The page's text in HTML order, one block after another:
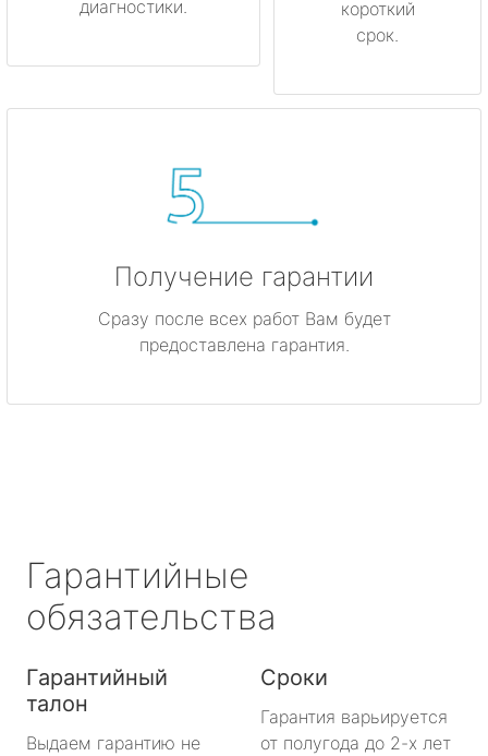
диагностики.
короткий
срок.
Получение гарантии
Сразу после всех работ Вам будет
предоставлена гарантия.
Гарантийные
обязательства
Гарантийный
талон
Выдаем гарантию не
Сроки
Гарантия варьируется
от полугода до 2-х лет